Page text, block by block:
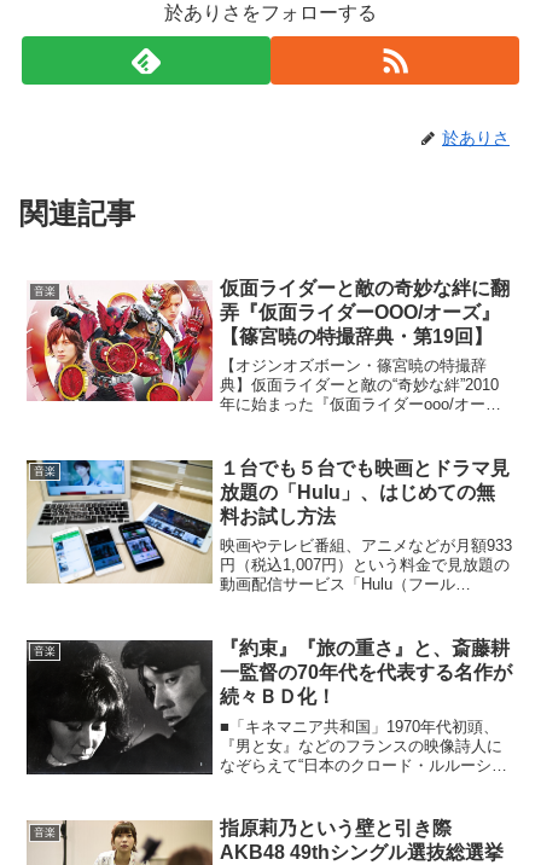
於ありさをフォローする
於ありさ
関連記事
音楽
仮面ライダーと敵の奇妙な絆に翻
弄『仮面ライダーOOO/オーズ』
【篠宮暁の特撮辞典・第19回】
【オジンオズボーン・篠宮暁の特撮辞
典】仮面ライダーと敵の“奇妙な絆”2010
年に始まった『仮面ライダーooo/オー
ゴーカイジャー』がスーパー戦隊シリー
ズ35作目と...
音楽
１台でも５台でも映画とドラマ見
放題の「Hulu」、はじめての無
料お試し方法
映画やテレビ番組、アニメなどが月額933
円（税込1,007円）という料金で見放題の
動画配信サービス「Hulu（フール
見られるため、いつでもどこでも楽しめ
るんですよね。日...
音楽
『約束』『旅の重さ』と、斎藤耕
一監督の70年代を代表する名作が
続々ＢＤ化！
■「キネマニア共和国」1970年代初頭、
『男と女』などのフランスの映像詩人に
なぞらえて“日本のクロード・ルルーシ
インボー通りの映画街～vol.75》斎藤監督
の代表作が...
音楽
指原莉乃という壁と引き際
AKB48 49thシングル選抜総選挙